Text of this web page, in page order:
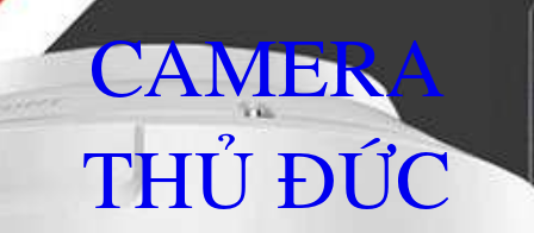
CAMERA
THỦ ĐỨC